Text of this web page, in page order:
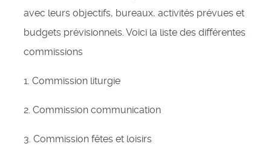
avec leurs objectifs, bureaux, activités prévues et
budgets prévisionnels. Voici la liste des différentes
commissions
1. Commission liturgie
2. Commission communication
3. Commission fêtes et loisirs